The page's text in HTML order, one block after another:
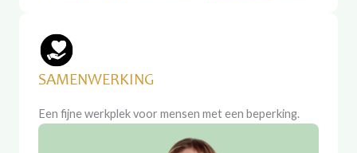
SAMENWERKING
Een fijne werkplek voor mensen met een beperking.